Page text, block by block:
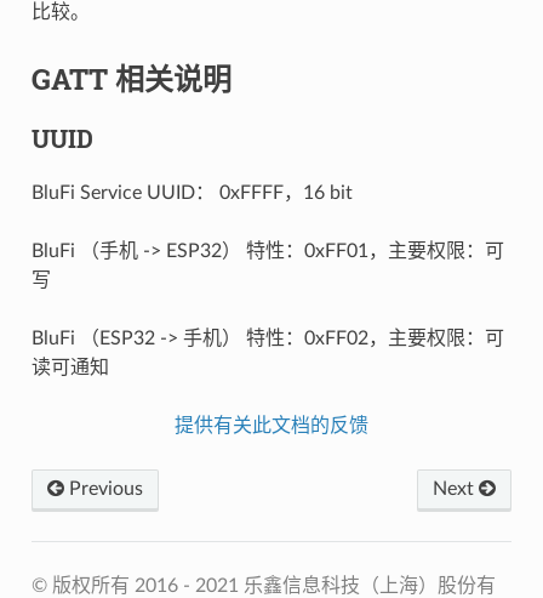
比较。
GATT 相关说明
UUID
BluFi Service UUID： 0xFFFF，16 bit
BluFi （手机 -> ESP32） 特性：0xFF01，主要权限：可
写
BluFi （ESP32 -> 手机） 特性：0xFF02，主要权限：可
读可通知
提供有关此文档的反馈
Next
Previous
© 版权所有 2016 - 2021 乐鑫信息科技（上海）股份有